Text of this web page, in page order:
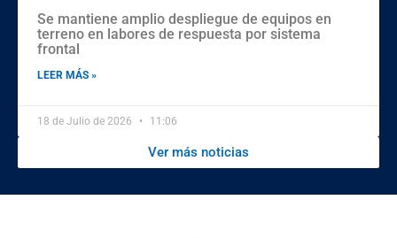
Se mantiene amplio despliegue de equipos en
terreno en labores de respuesta por sistema
frontal
LEER MÁS »
18 de Julio de 2026 11:06
Ver más noticias